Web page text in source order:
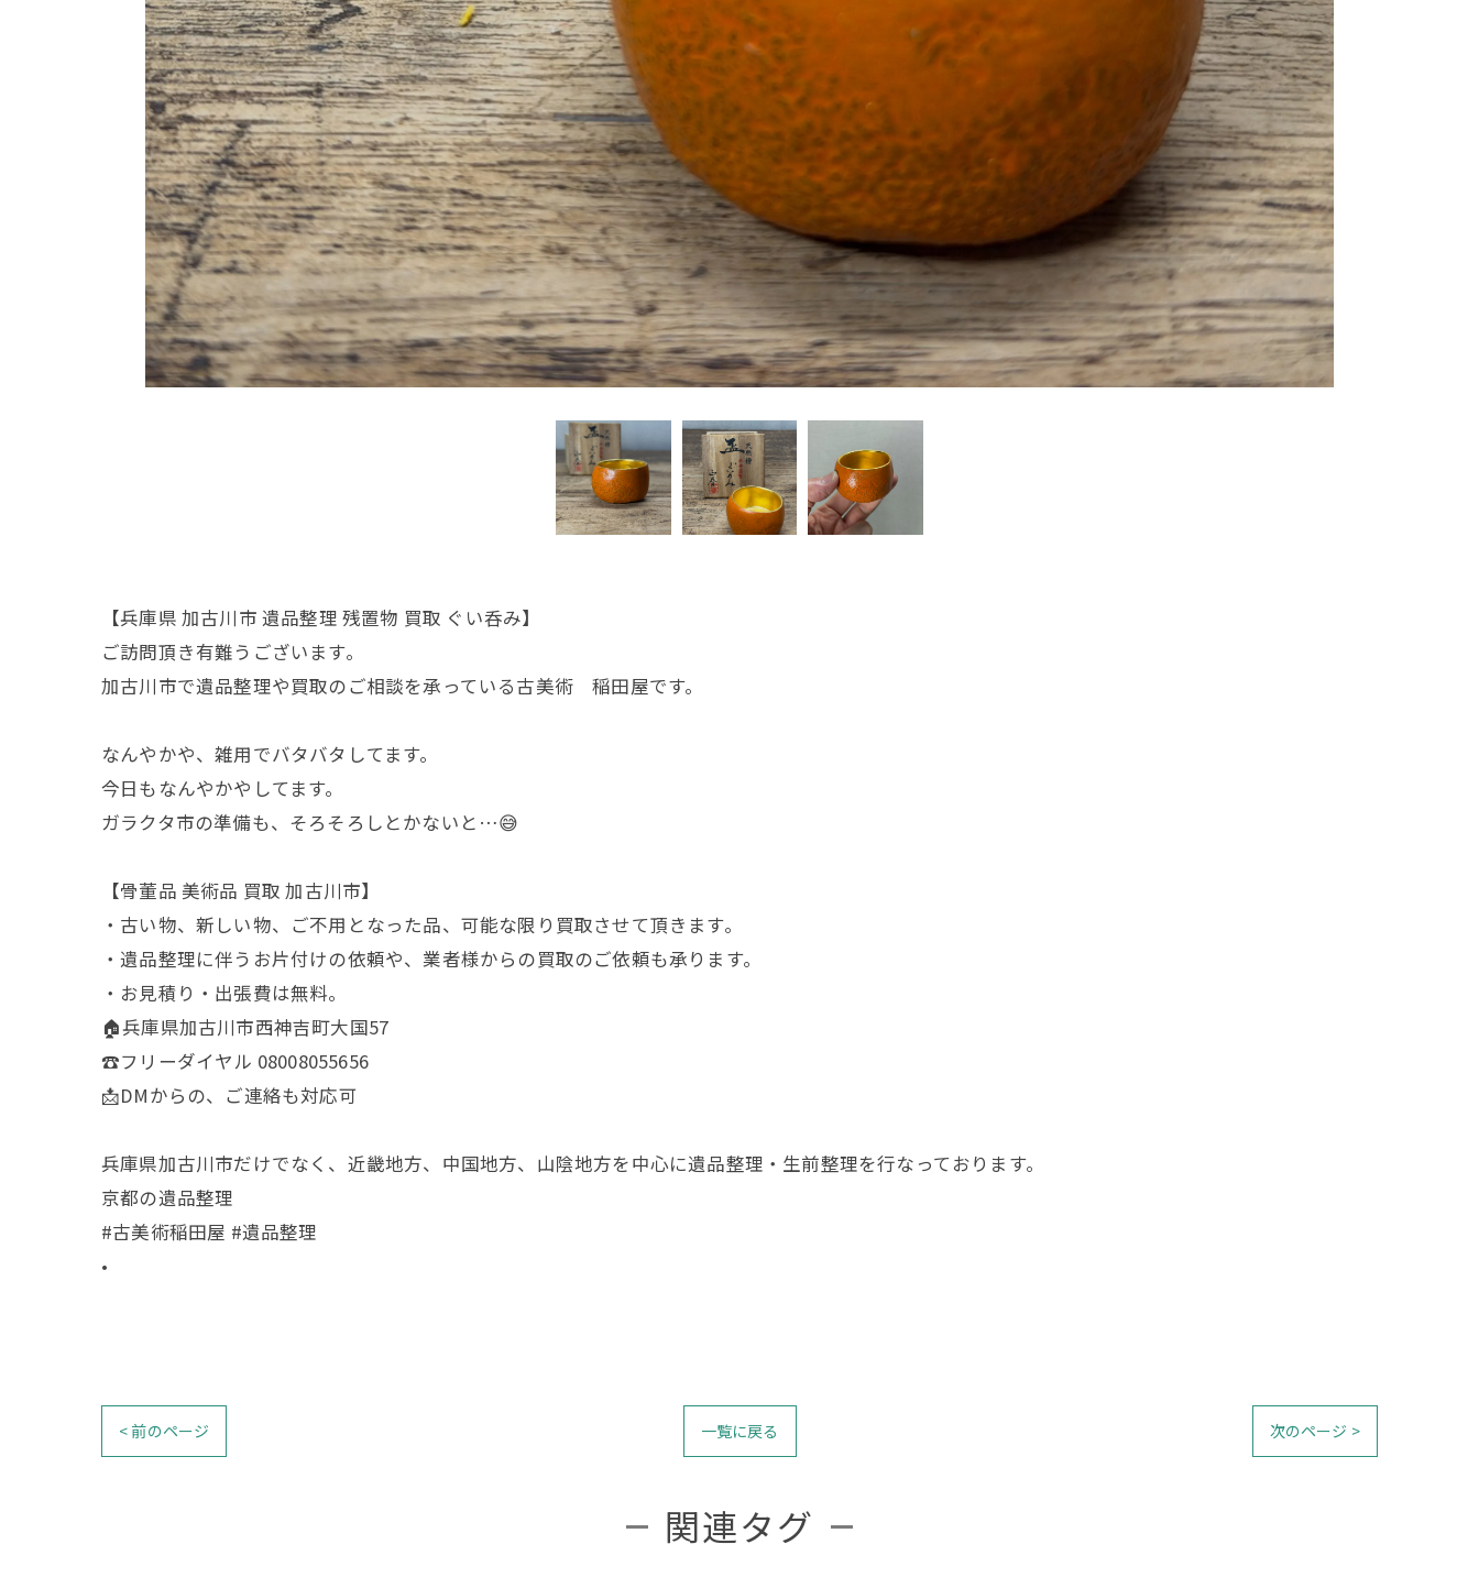
【兵庫県 加古川市 遺品整理 残置物 買取 ぐい呑み】
ご訪問頂き有難うございます。
加古川市で遺品整理や買取のご相談を承っている古美術 稲田屋です。
なんやかや、雑用でバタバタしてます。
今日もなんやかやしてます。
ガラクタ市の準備も、そろそろしとかないと…😅
【骨董品 美術品 買取 加古川市】
・古い物、新しい物、ご不用となった品、可能な限り買取させて頂きます。
・遺品整理に伴うお片付けの依頼や、業者様からの買取のご依頼も承ります。
・お見積り・出張費は無料。
🏠兵庫県加古川市西神吉町大国57
☎️フリーダイヤル 08008055656
📩DMからの、ご連絡も対応可
兵庫県加古川市だけでなく、近畿地方、中国地方、山陰地方を中心に遺品整理・生前整理を行なっております。
京都の遺品整理
#古美術稲田屋 #遺品整理
•
< 前のページ 一覧に戻る 次のページ >
関連タグ